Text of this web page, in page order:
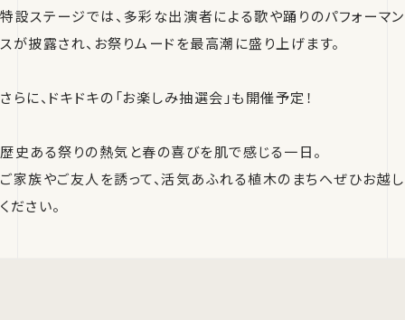
特設ステージでは、多彩な出演者による歌や踊りのパフォーマン
スが披露され、お祭りムードを最高潮に盛り上げます。
さらに、ドキドキの「お楽しみ抽選会」も開催予定！
歴史ある祭りの熱気と春の喜びを肌で感じる一日。
ご家族やご友人を誘って、活気あふれる植木のまちへぜひお越し
ください。